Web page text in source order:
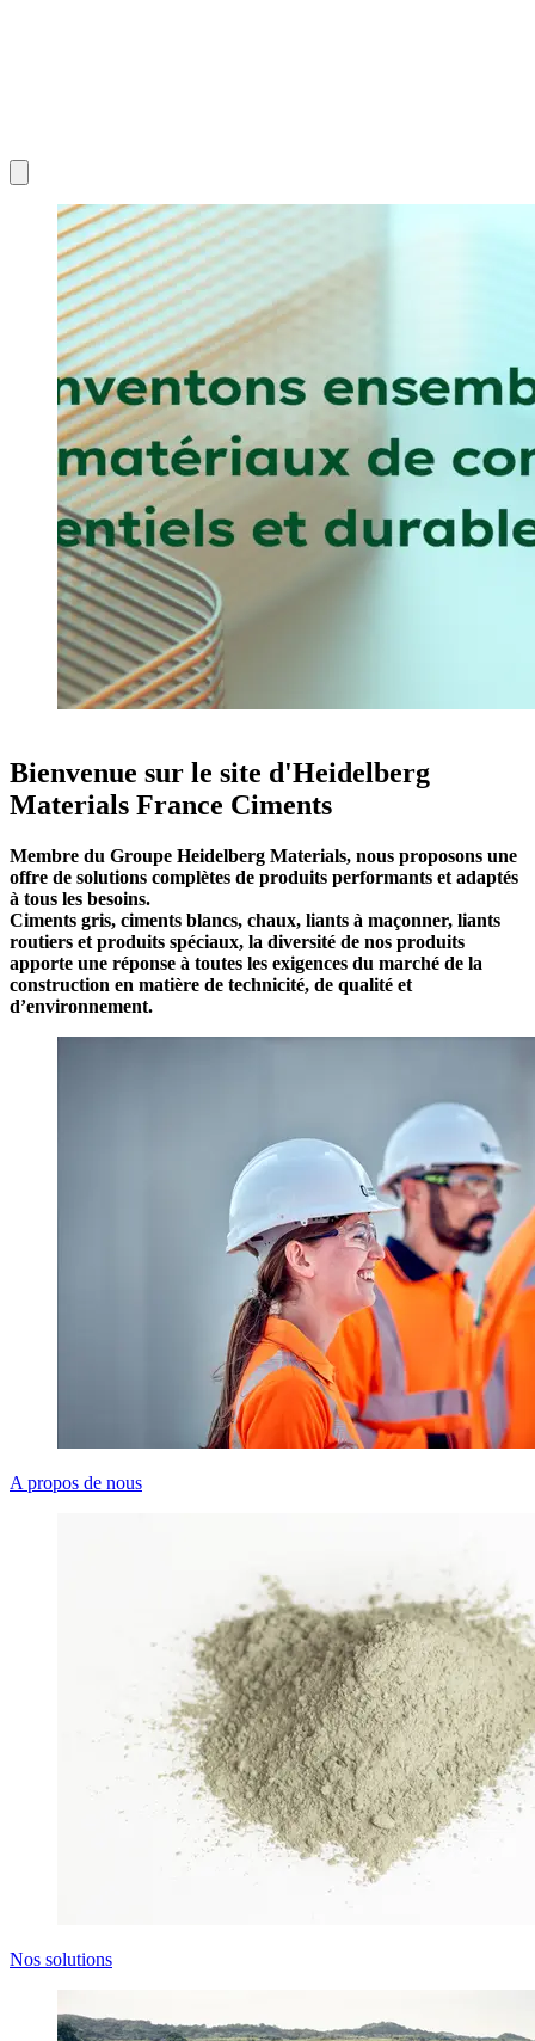
Bienvenue sur le site d'Heidelberg
Materials France Ciments
Membre du Groupe Heidelberg Materials, nous proposons une
offre de solutions complètes de produits performants et adaptés
à tous les besoins.
Ciments gris, ciments blancs, chaux, liants à maçonner, liants
routiers et produits spéciaux, la diversité de nos produits
apporte une réponse à toutes les exigences du marché de la
construction en matière de technicité, de qualité et
d’environnement.
A propos de nous
Nos solutions